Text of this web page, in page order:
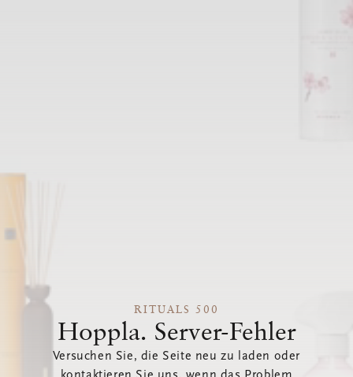
RITUALS 500
Hoppla. Server-Fehler
Versuchen Sie, die Seite neu zu laden oder